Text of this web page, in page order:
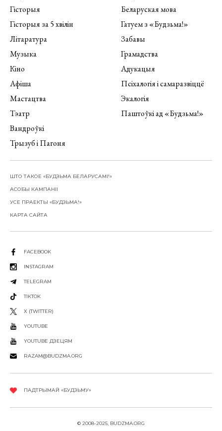
Гісторыя
Гісторыя за 5 хвілін
Літаратура
Музыка
Кіно
Афіша
Мастацтва
Тэатр
Вандроўкі
Трызуб і Пагоня
Беларуская мова
Гатуем з «Будзьма!»
Забавы
Грамадства
Адукацыя
Псіхалогія і самаразвіццё
Экалогія
Паштоўкі ад «Будзьма!»
ШТО ТАКОЕ «БУДЗЬМА БЕЛАРУСАМІ!»
АСОБЫ КАМПАНІІ
УСЕ ПРАЕКТЫ «БУДЗЬМА!»
КАРТА САЙТА
FACEBOOK
INSTAGRAM
TELEGRAM
TIKTOK
X (TWITTER)
YOUTUBE
YOUTUBE ДЗЕЦЯМ
RAZAM@BUDZMA.ORG
ПАДТРЫМАЙ «БУДЗЬМУ»
© 2008-2025, BUDZMA.ORG